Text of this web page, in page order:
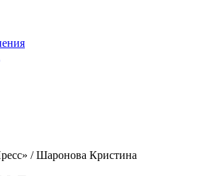
/Шаронова Кристина